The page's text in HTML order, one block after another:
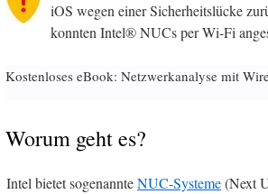
iOS wegen einer Sicherheitslücke
konnten Intel® NUCs per Wi-Fi
Kostenloses eBook: Netzwerkanalyse mit
Worum geht es?
Intel bietet sogenannteNUC-Systeme(Next